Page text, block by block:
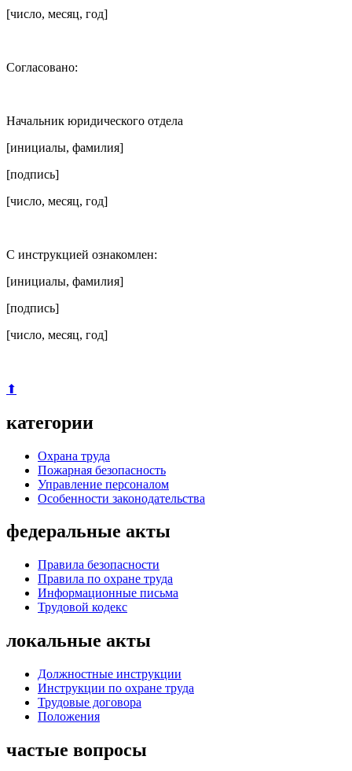
[число, месяц, год]
Согласовано:
Начальник юридического отдела
[инициалы, фамилия]
[подпись]
[число, месяц, год]
С инструкцией ознакомлен:
[инициалы, фамилия]
[подпись]
[число, месяц, год]
⬆
категории
Охрана труда
Пожарная безопасность
Управление персоналом
Особенности законодательства
федеральные акты
Правила безопасности
Правила по охране труда
Информационные письма
Трудовой кодекс
локальные акты
Должностные инструкции
Инструкции по охране труда
Трудовые договора
Положения
частые вопросы